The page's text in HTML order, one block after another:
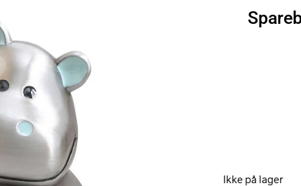
Ikke på lager